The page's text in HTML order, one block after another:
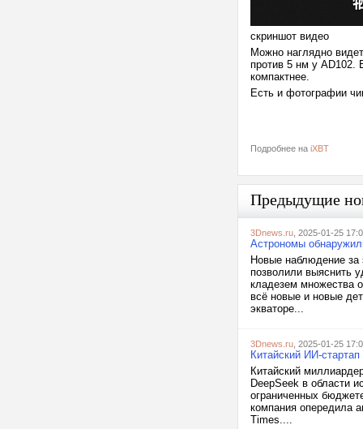
скриншот видео
Можно наглядно
против 5 нм у AD102.
компактнее.
Есть и фотографии
Подробнее на iXBT
Предыдущие
3Dnews.ru , 2025-01-25
Астрономы
Новые наблюдение за
позволили выяснить
кладезем множества
всё новые и новые
экваторе...
3Dnews.ru , 2025-01-25
Китайский ИИ-
Китайский
DeepSeek в области
ограниченных
компания опередила
Times....